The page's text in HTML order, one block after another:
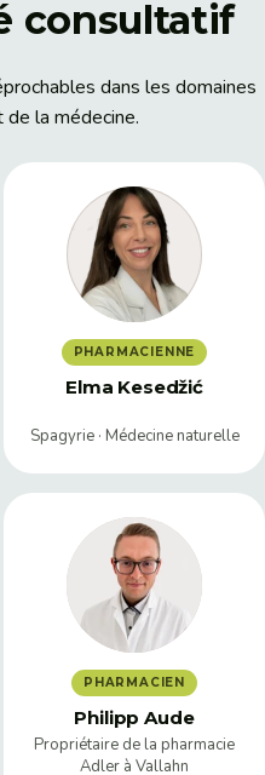
consultatif
dans les domaines
la médecine.
PHARMACIENNE
Elma Kesedžić
Spagyrie · Médecine naturelle
PHARMACIEN
Philipp Aude
Propriétaire de la pharmacie
Adler à Vallahn